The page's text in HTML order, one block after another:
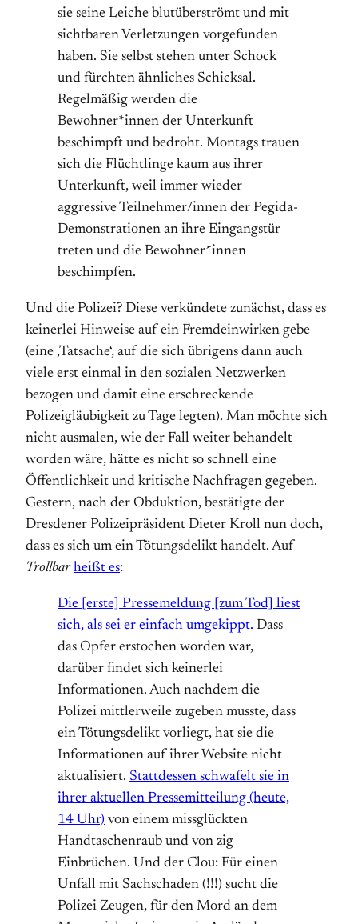
sie seine Leiche blutüberströmt und mit
sichtbaren Verletzungen vorgefunden
haben. Sie selbst stehen unter Schock
und fürchten ähnliches Schicksal.
Regelmäßig werden die
Bewohner*innen der Unterkunft
beschimpft und bedroht. Montags trauen
sich die Flüchtlinge kaum aus ihrer
Unterkunft, weil immer wieder
aggressive Teilnehmer/innen der Pegida-
Demonstrationen an ihre Eingangstür
treten und die Bewohner*innen
beschimpfen.
Und die Polizei? Diese verkündete zunächst, dass es
keinerlei Hinweise auf ein Fremdeinwirken gebe
(eine ‚Tatsache‘, auf die sich übrigens dann auch
viele erst einmal in den sozialen Netzwerken
bezogen und damit eine erschreckende
Polizeigläubigkeit zu Tage legten). Man möchte sich
nicht ausmalen, wie der Fall weiter behandelt
worden wäre, hätte es nicht so schnell eine
Öffentlichkeit und kritische Nachfragen gegeben.
Gestern, nach der Obduktion, bestätigte der
Dresdener Polizeipräsident Dieter Kroll nun doch,
dass es sich um ein Tötungsdelikt handelt. Auf
Trollbar heißt es:
Die [erste] Pressemeldung [zum Tod] liest
sich, als sei er einfach umgekippt. Dass
das Opfer erstochen worden war,
darüber findet sich keinerlei
Informationen. Auch nachdem die
Polizei mittlerweile zugeben musste, dass
ein Tötungsdelikt vorliegt, hat sie die
Informationen auf ihrer Website nicht
aktualisiert. Stattdessen schwafelt sie in
ihrer aktuellen Pressemitteilung (heute,
14 Uhr) von einem missglückten
Handtaschenraub und von zig
Einbrüchen. Und der Clou: Für einen
Unfall mit Sachschaden (!!!) sucht die
Polizei Zeugen, für den Mord an dem